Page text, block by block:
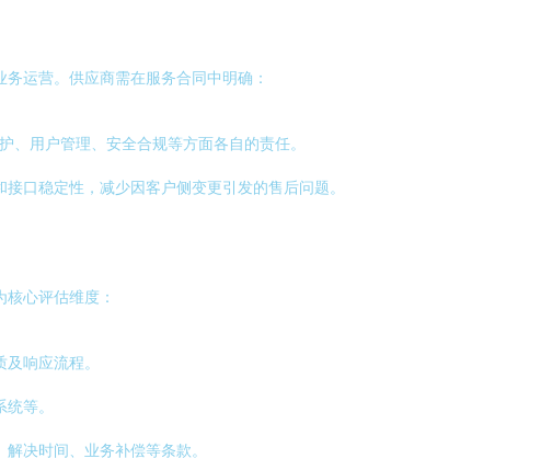
运营。供应商需在服务合同中明确：
、用户管理、安全合规等方面各自的责任。
口稳定性，减少因客户侧变更引发的售后问题。
心评估维度：
响应流程。
等。
决时间、业务补偿等条款。